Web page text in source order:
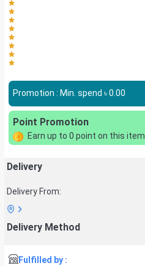
Promotion : Min. spend ৳0.00
Point Promotion
Earn up to 0 point on this item
Delivery
Delivery From:
Delivery Method
Fulfilled by :